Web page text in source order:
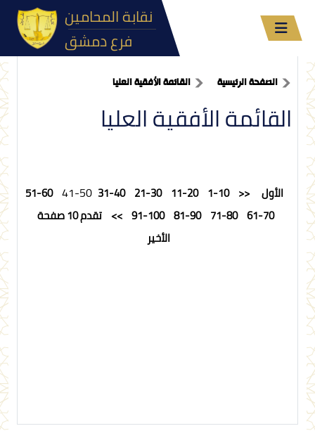
فرع دمشق
الصفحة الرئيسية القائمة الأفقية العليا
القائمة الأفقية العليا
الأول <<
1-10
11-20
21-30
31-40
51-60
61-70
71-80
81-90
91-100
>> تقدم 10 صفحة
الأخير